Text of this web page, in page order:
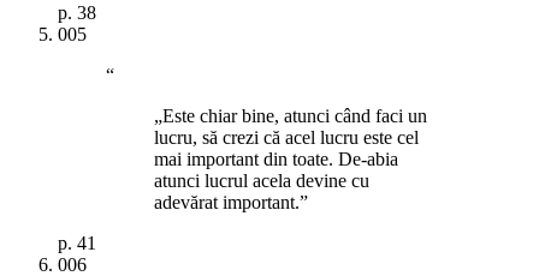
p. 38
005
“
„Este chiar bine, atunci când faci un
lucru, să crezi că acel lucru este cel
mai important din toate. De-abia
atunci lucrul acela devine cu
adevărat important.”
p. 41
006